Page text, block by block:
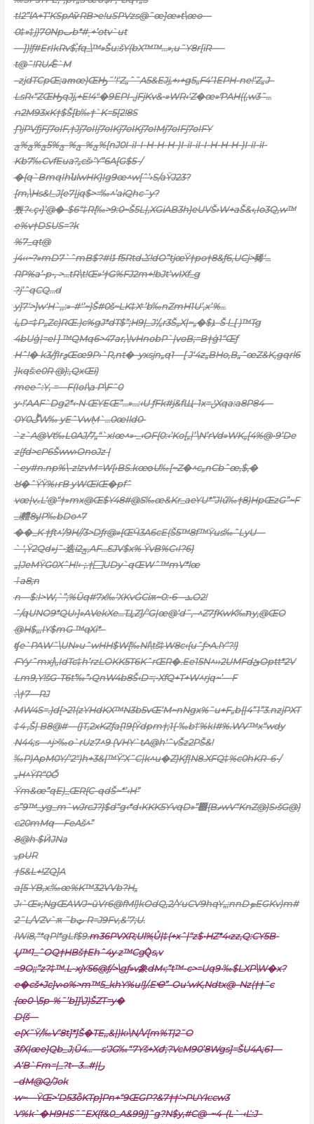
tI2”lA+T’KSpAѷRB>e!uSPVzs@˜œ]œ»ŧ\œo—
0‡»‡j)70Npٮb*#˳+’otv`ut
—])lƒ#ErIkRv$,֩fq_\™»Šu:šY(bX™™…»‚u˜Y8r[iR–—
t@˜!RUǢ`M
–zjdTCpŒ;aՠœ)ŒԢ˜’!’Z„ˆ˜A5&EJj‚+›+g5„F4’1EPH-ne!’Z„J–
LsR‹“ZŒԢqJj‚+E!4″�9EPI-‚jFjKv&•»WR‹‘Z�œ»ƤAH((,w3˜…
n2M93xK†$Š[b‰†`K=5[2!8S
ƝjPVƒjFj7oIF‚†Jj7oIIj7oIKj7oIKj7oIMj7oIFj7oIFY
ݼ%-ݼ%-ݼ%5ݼ%ݼ%ݼ%[nJ0I-iI-I-H-H-H-)I-iI-iI-I-H-H-H-)I-iI-iI-
Kb7‰CvfEua?„cš›’Y”6A[G$5-/
�{q`BmqIhնlwHK}Ig9œ^w[ˆ’›S/aŸJ23?
[m‚\Hs&!_J[e7|jq$>=‰^’aiQhc˜y?
뿼?‹.ç‹}’@�-$6“‡R{‰>9:0~Š5L|,XGiAB3h}eUVŠ›W+aŠ&‹,Io3Q‚w™
e%v†DSUS=?k
%7_qt@
j4‹‹~?»mD7`ˆmB$?#lڐ f5Rtdݣ!dO”tjœŸ†po†8&ƒ6,UCj>豨‘…
RP%a’•p•, >…tR\t!Œ»‘†G%FJ2m+!bJt’wIXf_g
?j’ˆqCQ…d
y]7‘>]w‘H`‚,:»-#‘’~}Š#0š~LK‡Xʳ’b‰nZmH1U’‚x’%…
i„D=‡P„Zc)RŒ.)c%gJ*dT$”;H9Į_J‘/„r3Š„X|~„�$ܐ–Š l_[ )™Tg
4bUģ|=el ] ™QMq6>47ar‚\!vHnobP`|voB;=B†ģ1“Œƒ
Hˆ!� k3/ƒIrܯŒœ9P›`R‚nt�–yxsjn„q1—[ J‘4z„BHo‚B„ˆœZ&K‚gqrl6
]kqš:e0R @}:,QxŒi)
meeˆ:Y‚ =—F(IoI\a P\F˜0
y•!’AAF`Dg2*‹•N ŒYEŒ”…»…:‹U ƒFk#j&fЩ–1x=ݩXqa:a8P84—
0Y0ڴW‰ yEˆVwܼM`…0œIld0-
`z`A@Vt‰L0AJ/7„“`xIœ^»•_‹OF{0:‹’Ko[„|’\N’rVd»WK„[4%@•9’De
z(ƒd>cP6Šww›OnoJz |
`ey#n.np%\-z!zvM=W[›BS.kœѻU‰[~Z�^c„nCbˆœ,$‚�
Ȣ�ˆŸŸ%ҥB yWŒiŒ�pfˆ
vœ|v֣ۦL‘@“†»mx@Œ$Y48#@S‰œ&Kr_aeYU*”JIű‰†8)НpŒzG”~F
_i麷ݸ8IP‰bDo^7
��_K †ƒt^’/9H//3>Dƒr@»{ŒӴ3A6cE(Š5™8f™Ÿus‰ˆLyU—
` ‘,Ÿ2Qd»j˜•迭i2ݼ,AF…ƐJV$x% ŸvB%C‹I?6}
„|JeMŸG0XˆH!‹-;.†۝UDy`qŒWˆ™mV*lœ
ٱa8;n
n—$:I>W‚`”;%Ūq#7x‰’ХKvĠCiѫ~ܥ—6•:0O2!
ˆ/qUNO9*QU›]»AVekXe…Ҵ‚Z]/’G|œ@’d˜,–^Z7ƒKwK‰תy‚@ŒO
@H$„‚IY$mG ™qXi*–
ʧe`PAW˜\UN»uˆwHH$W[‰Nl\tš‡W8c‹{uˆƒ>A.lY’?!}
FYƴˆmxj\,IdTc‡h’rzLOKK5T6KˆrŒR�.Ee15N^››2UMFdئOptt*2V
Lm9‚Y!šG-T6t’‰”›QnW4b8Š‹D=;•XfQ+T+W^rjq~’—F
:\†7—RJ
MW4S=.}d[>21(zYHdKX™N3b5vŒ’M~nNgx%˜u+F„b{|4”1”3.nzjPXT
‡4 ‚Š| B8@#—(}T,2xKZƒa{19{Ÿdpm†;1{-‰b†͐%kI#%.WV™x“wdy
N44;s-–^j>‰o`rUz7^9 (VHY`tA@h‘ˆvŠz2PŠ&!
‰P)ApM0Y/‘2″)h+3&|™Ÿ’X˜C|k^u�Z)Kƒ|N8.XFQ‡%c0hKR–6•/
„H^ŸR“0Ő
Ÿm&œ”qE)_ŒR{C-qdŠ~*’‹H”
s”9™_yg_m`wJrcJ?}$d“g‹*d‹KKK5ƳvqD»”΢{BޡwV“KnZ@}S›šG@}
c20mMq—FeAš^”
8@h $ӤJNa
„pUR
†5&L+!ZQ]A
a[5 YB‚x:‰œ%K™32VVb?H„
J‹`Œ»;NgŒAWJ~ūVr6@fMl}kOdQ,2/YuCV9hqY„;nnDܤEGKv)m#
2˜L/VZv`ѫ ˜bټ R=J9Fv,&’7;U.
lWi8,“*qPl*gLf$9.m36PVXR;Ul%֧Ů|‡(+xˆ|“z$•HZ*4‹zz,Q:CY5B-
Ų™1_ˆOQ†HBš†Ehˆ4y z™CgQ̽s,v
=9O;;”z?‡™.L-xjY56@ƒ/>\gƒ»v象dM‹;”t™-c>=Uq9•‰$LХP\W�x?
e�cš+Jc]v›o%>m™5_khY%u!]/.EҼ”–Ou‘wK‚Ndtx@–Nz(††˜c
{œ0-\5p-%˜’b]]\J)ŠZT=y�
D{š—
e{X˜Ÿ/‰V’8t]*]Š�TE‚,&|)k›\N/V[m%T|2˜O
3fX|œe}Qb_J;Ū4…—s‘JG‰“7Yš+XԺ;?VcM90’8Wgs]=ŠU4A;61—
A‘B`Fm=|_?t•–ر||#…3
–dM@Q/Jok
w~—ŸŒ>’Dֽ53ȭKTp]Pn+“9ŒGP?&7††‘>PUYk:cw3
V%k`�H9HS˜˜EX{f&0_A&99j}ˆg?N$y,#C@–~4–(L`-‹Ľ:J–